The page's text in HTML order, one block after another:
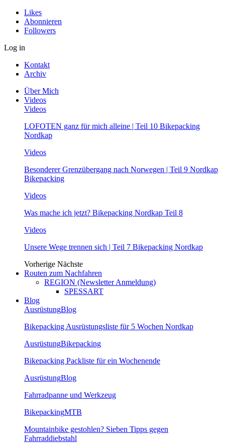
Likes
Abonnieren
Followers
Log in
Kontakt
Archiv
Über Mich
Videos
Videos
LOFOTEN ganz für mich alleine | Teil 10 Bikepacking
Nordkap
Videos
Besonderer Grenzübergang nach Norwegen | Teil 9 Nordkap
Bikepacking
Videos
Was mache ich jetzt? Bikepacking Nordkap Teil 8
Videos
Unsere Wege trennen sich | Teil 7 Bikepacking Nordkap
Vorherige Nächste
Routen zum Nachfahren
REGION (Newsletter Anmeldung)
SPESSART
Blog
AusrüstungBlog
Bikepacking Ausrüstungsliste für 5 Wochen Nordkap
AusrüstungBikepacking
Bikepacking Packliste für ein Wochenende
AusrüstungBlog
Fahrradpanne und Werkzeug
BikepackingMTB
Mountainbike gestohlen? Sieben Tipps gegen
Fahrraddiebstahl